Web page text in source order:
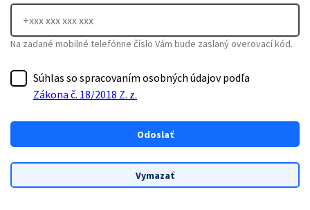
Na zadané mobilné telefónne číslo Vám bude zaslaný overovací kód.
Súhlas so spracovaním osobných údajov podľa
Zákona č. 18/2018 Z. z.